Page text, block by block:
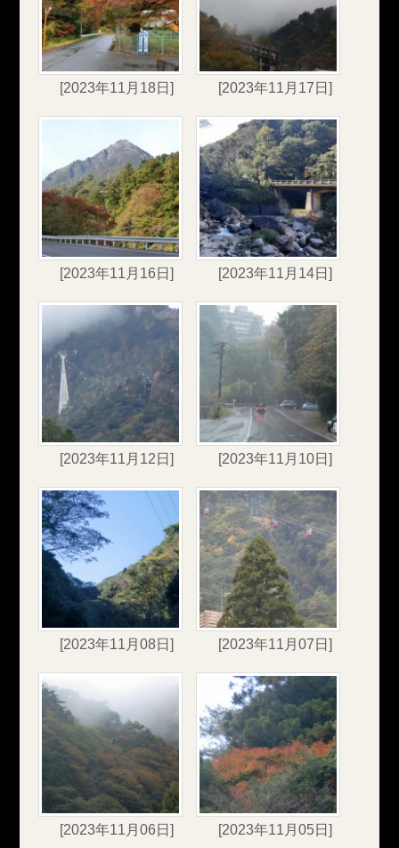
[2023年11月18日] [2023年11月17日]
[2023年11月16日] [2023年11月14日]
[2023年11月12日] [2023年11月10日]
[2023年11月08日] [2023年11月07日]
[2023年11月06日] [2023年11月05日]